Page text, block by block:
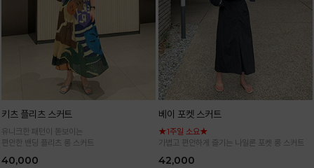
키츠 플리츠 스커트
유니크한 패턴이 돋보이는
편안한 밴딩 플리츠 롱 스커트
40,000
베이 포켓 스커트
★1주일 소요★
가볍고 편안하게 즐기는 나일론 포켓 롱 스커트
42,000